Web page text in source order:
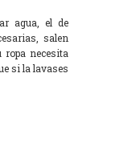
agua, el de
salen
necesita
si la lavases